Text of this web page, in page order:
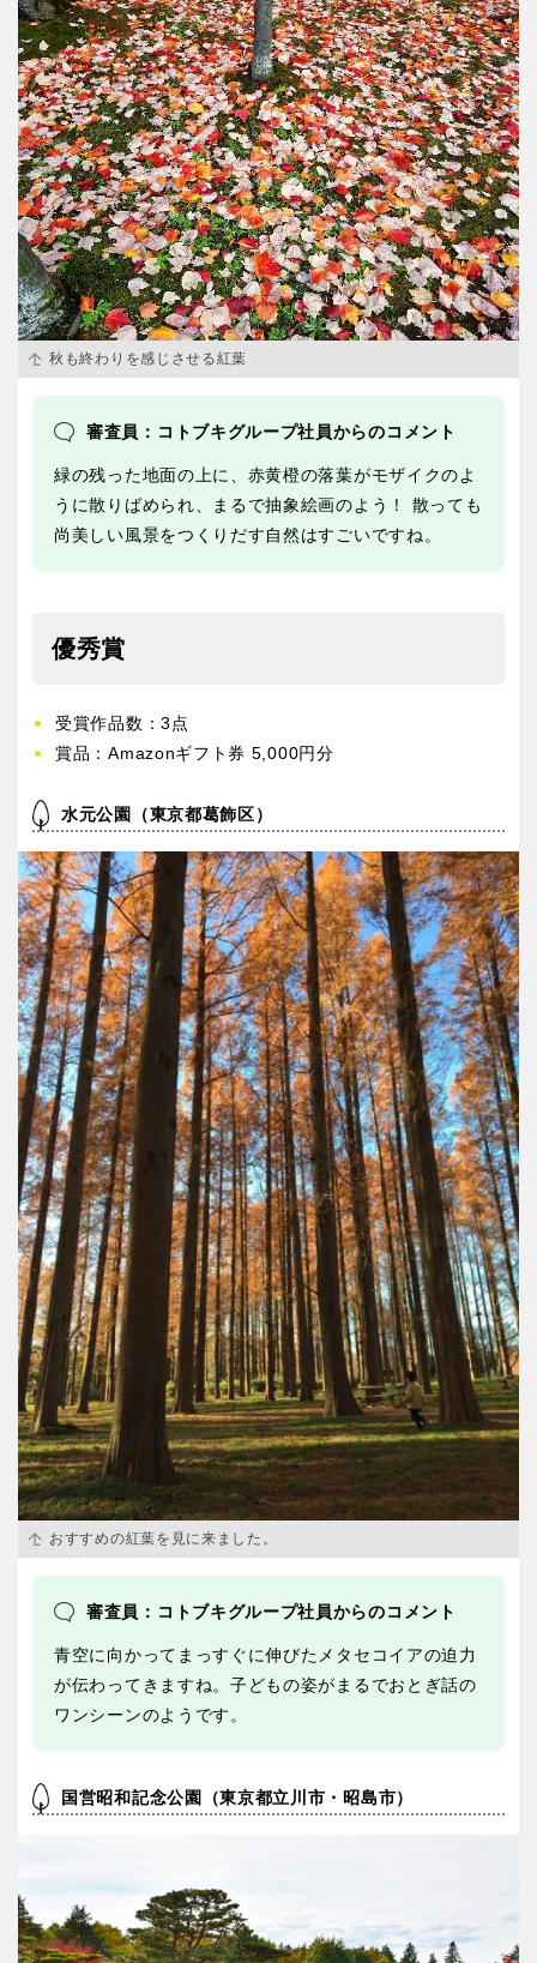
秋も終わりを感じさせる紅葉
審査員：コトブキグループ社員からのコメント
緑の残った地面の上に、赤黄橙の落葉がモザイクのよ
うに散りばめられ、まるで抽象絵画のよう！ 散っても
尚美しい風景をつくりだす自然はすごいですね。
優秀賞
受賞作品数：3点
賞品：Amazonギフト券 5,000円分
水元公園（東京都葛飾区）
おすすめの紅葉を見に来ました。
審査員：コトブキグループ社員からのコメント
青空に向かってまっすぐに伸びたメタセコイアの迫力
が伝わってきますね。子どもの姿がまるでおとぎ話の
ワンシーンのようです。
国営昭和記念公園（東京都立川市・昭島市）